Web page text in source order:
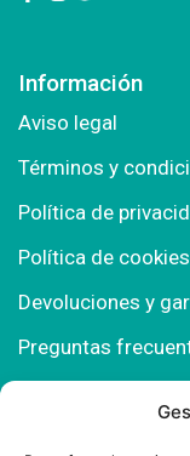
Información
Aviso legal
Términos y
Política de
Política de cookies
Devoluciones y
Preguntas